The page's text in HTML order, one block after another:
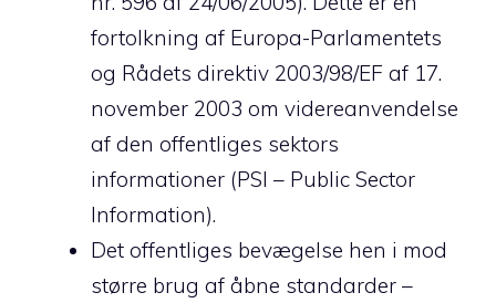
fortolkning af Europa-Parlamentets
og Rådets direktiv 2003/98/EF af 17.
november 2003 om videreanvendelse
af den offentliges sektors
informationer (PSI – Public Sector
Information).
Det offentliges bevægelse hen i mod
større brug af åbne standarder –